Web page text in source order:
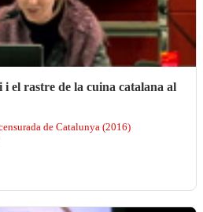
el rastre de la cuina catalana al
de Catalunya (2016)